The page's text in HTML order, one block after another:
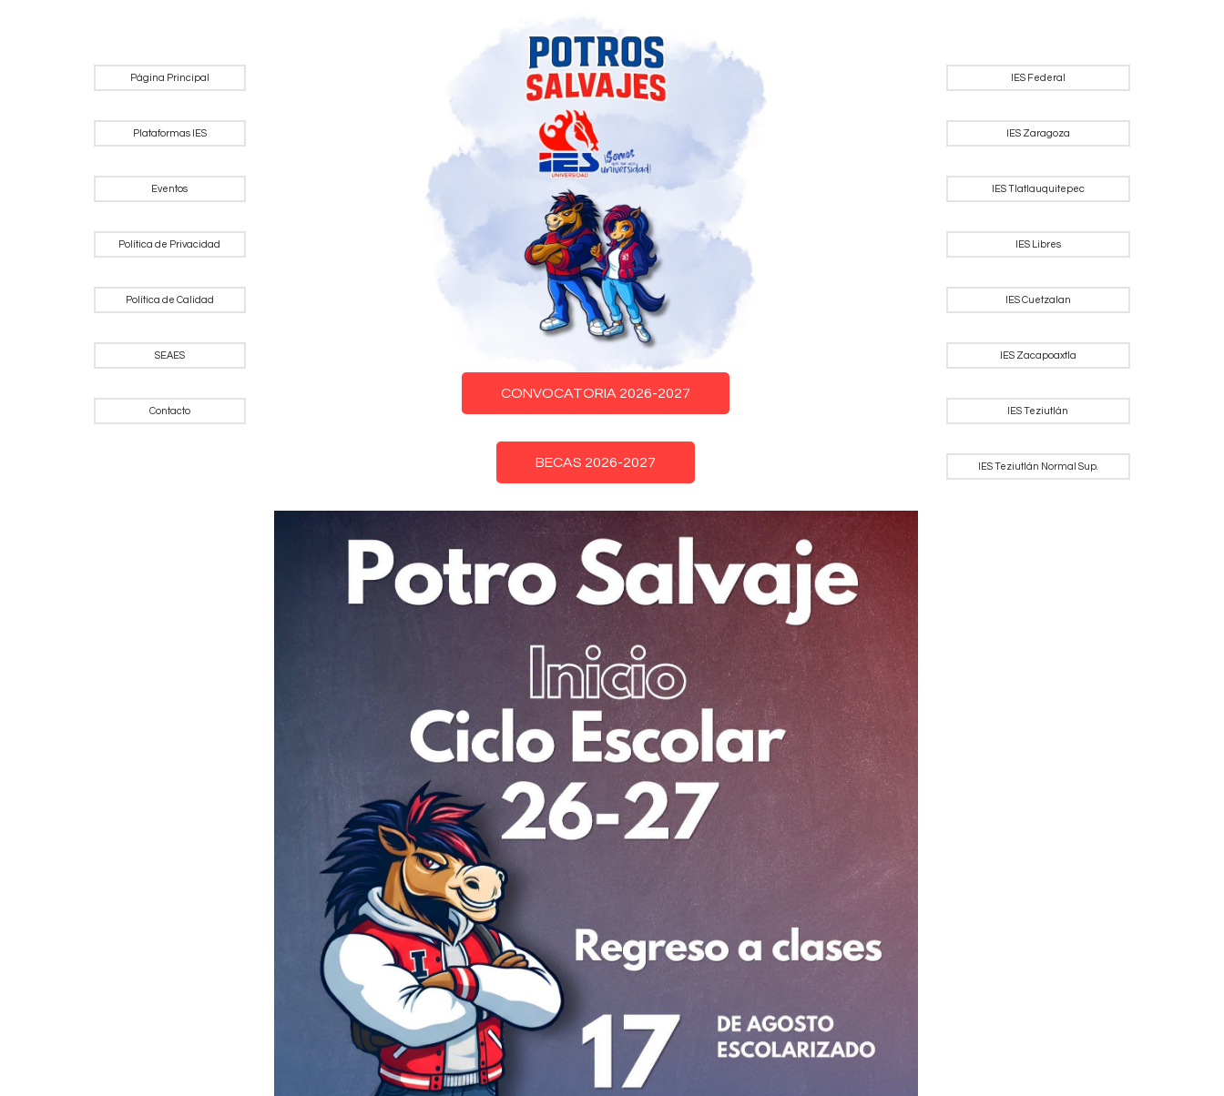
Página Principal
Plataformas IES
Eventos
Política de Privacidad
Política de Calidad
SEAES
Contacto
CONVOCATORIA 2026-2027
BECAS 2026-2027
IES Federal
IES Zaragoza
IES Tlatlauquitepec
IES Libres
IES Cuetzalan
IES Zacapoaxtla
IES Teziutlán
IES Teziutlán Normal Sup.